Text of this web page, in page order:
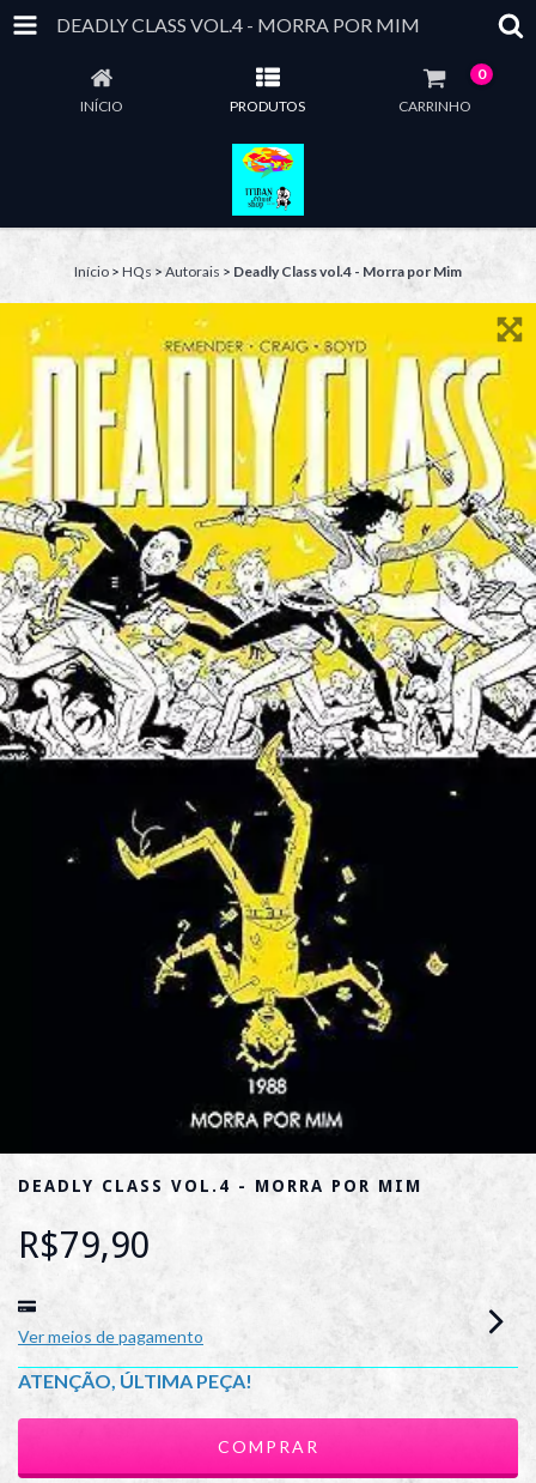
DEADLY CLASS VOL.4 - MORRA POR MIM
INÍCIO PRODUTOS CARRINHO
0
Início > HQs > Autorais > Deadly Class vol.4 - Morra por Mim
DEADLY CLASS VOL.4 - MORRA POR MIM
R$79,90
Ver meios de pagamento
ATENÇÃO, ÚLTIMA PEÇA!